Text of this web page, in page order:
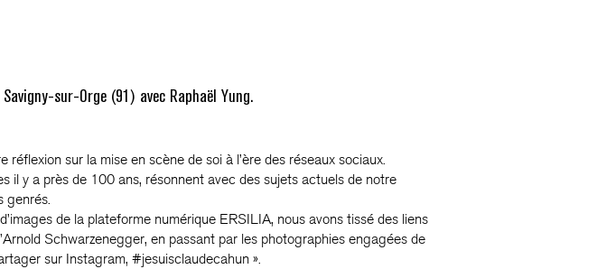
sur-Orge (91) avec Raphaël Yung.
sur la mise en scène de soi à l’ère des réseaux sociaux.
y a près de 100 ans, résonnent avec des sujets actuels de notre
genrés.
de la plateforme numérique ERSILIA, nous avons tissé des liens
Schwarzenegger, en passant par les photographies engagées de
sur Instagram, #jesuisclaudecahun ».